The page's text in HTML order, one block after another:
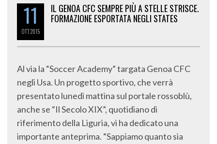
11
OTT2015
IL GENOA CFC SEMPRE PIÙ A STELLE STRISCE.
FORMAZIONE ESPORTATA NEGLI STATES
Al via la “Soccer Academy” targata Genoa CFC
negli Usa. Un progetto sportivo, che verrà
presentato lunedì mattina sul portale rossoblù,
anche se “Il Secolo XIX”, quotidiano di
riferimento della Liguria, vi ha dedicato una
importante anteprima. “Sappiamo quanto sia